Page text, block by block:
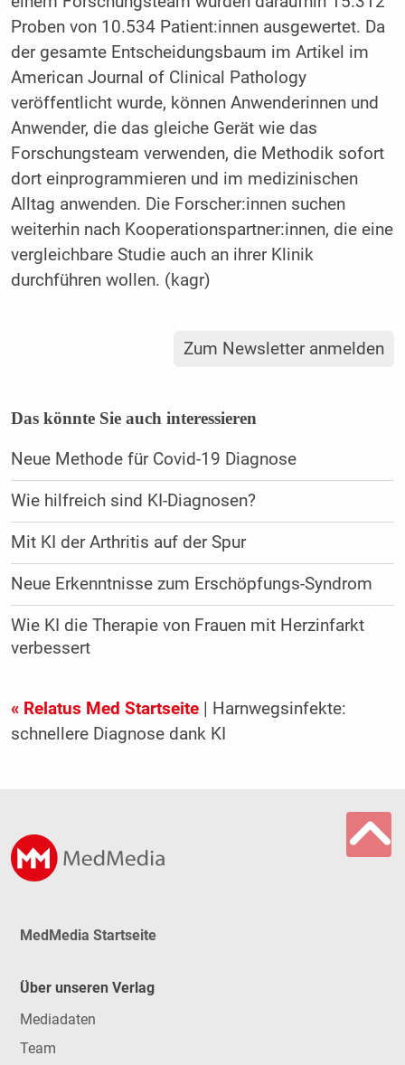
Proben von 10.534 Patient:innen ausgewertet. Da
der gesamte Entscheidungsbaum im Artikel im
American Journal of Clinical Pathology
veröffentlicht wurde, können Anwenderinnen und
Anwender, die das gleiche Gerät wie das
Forschungsteam verwenden, die Methodik sofort
dort einprogrammieren und im medizinischen
Alltag anwenden. Die Forscher:innen suchen
weiterhin nach Kooperationspartner:innen, die eine
vergleichbare Studie auch an ihrer Klinik
durchführen wollen. (kagr)
Zum Newsletter anmelden
Das könnte Sie auch interessieren
Neue Methode für Covid-19 Diagnose
Wie hilfreich sind KI-Diagnosen?
Mit KI der Arthritis auf der Spur
Neue Erkenntnisse zum Erschöpfungs-Syndrom
Wie KI die Therapie von Frauen mit Herzinfarkt
verbessert
« Relatus Med Startseite| Harnwegsinfekte:
schnellere Diagnose dank KI
MedMedia Startseite
Über unseren Verlag
Mediadaten
Team